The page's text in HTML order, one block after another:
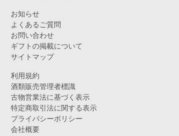
お知らせ
よくあるご質問
お問い合わせ
ギフトの掲載について
サイトマップ
利用規約
酒類販売管理者標識
古物営業法に基づく表示
特定商取引法に関する表示
プライバシーポリシー
会社概要